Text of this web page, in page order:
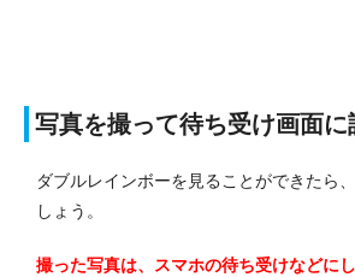
写真を撮って待ち受け画面に
ダブルレインボーを見ることができたら
しょう。
撮った写真は、スマホの待ち受けなどに